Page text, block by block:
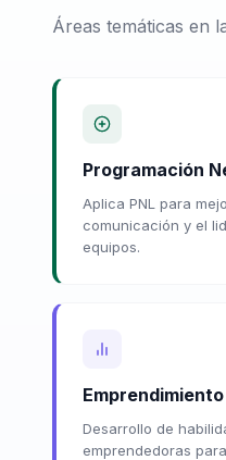
Áreas temáticas en
Programación
Aplica PNL para
comunicación y el
equipos.
Emprendimiento
Desarrollo de
emprendedoras